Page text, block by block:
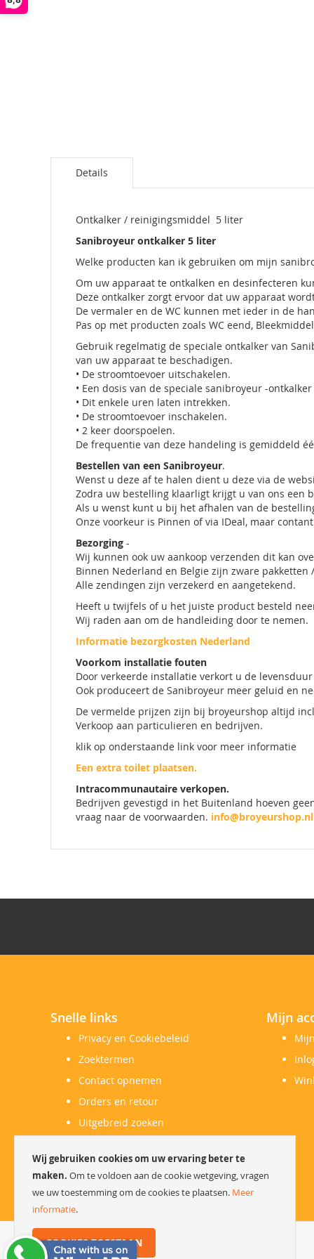
Wij gebruiken cookies om uw ervaring beter te
maken. Om te voldoen aan de cookie wetgeving, vragen
we uw toestemming om de cookies te plaatsen. Meer
informatie.
COOKIES TOESTAAN
Details
Ontkalker / reinigingsmiddel 5 liter
Sanibroyeur ontkalker 5 liter
Welke producten kan ik gebruiken om mijn
Om uw apparaat te ontkalken en desinfecteren
Deze ontkalker zorgt ervoor dat uw apparaat
De vermaler en de WC kunnen met ieder in de
Pas op met producten zoals WC eend,
Gebruik regelmatig de speciale ontkalker van
van uw apparaat te beschadigen.
• De stroomtoevoer uitschakelen.
• Een dosis van de speciale sanibroyeur -
• Dit enkele uren laten intrekken.
• De stroomtoevoer inschakelen.
• 2 keer doorspoelen.
De frequentie van deze handeling is gemiddeld
Bestellen van een Sanibroyeur.
Wenst u deze af te halen dient u deze via de
Zodra uw bestelling klaarligt krijgt u van ons een
Als u wenst kunt u bij het afhalen van de
Onze voorkeur is Pinnen of via IDeal, maar
Bezorging -
Wij kunnen ook uw aankoop verzenden dit kan
Binnen Nederland en Belgie zijn zware pakketten
Alle zendingen zijn verzekerd en aangetekend.
Heeft u twijfels of u het juiste product besteld
Wij raden aan om de handleiding door te nemen.
Informatie bezorgkosten Nederland
Voorkom installatie fouten
Door verkeerde installatie verkort u de
Ook produceert de Sanibroyeur meer geluid en
De vermelde prijzen zijn bij broyeurshop altijd
Verkoop aan particulieren en bedrijven.
klik op onderstaande link voor meer informatie
Een extra toilet plaatsen.
Intracommunautaire verkopen.
Bedrijven gevestigd in het Buitenland hoeven
vraag naar de voorwaarden. info@broyeurshop.nl
Snelle links
Privacy en Cookiebeleid
Zoektermen
Contact opnemen
Orders en retour
Uitgebreid zoeken
Klachtenregeling
Mijn
Copyright © 2023